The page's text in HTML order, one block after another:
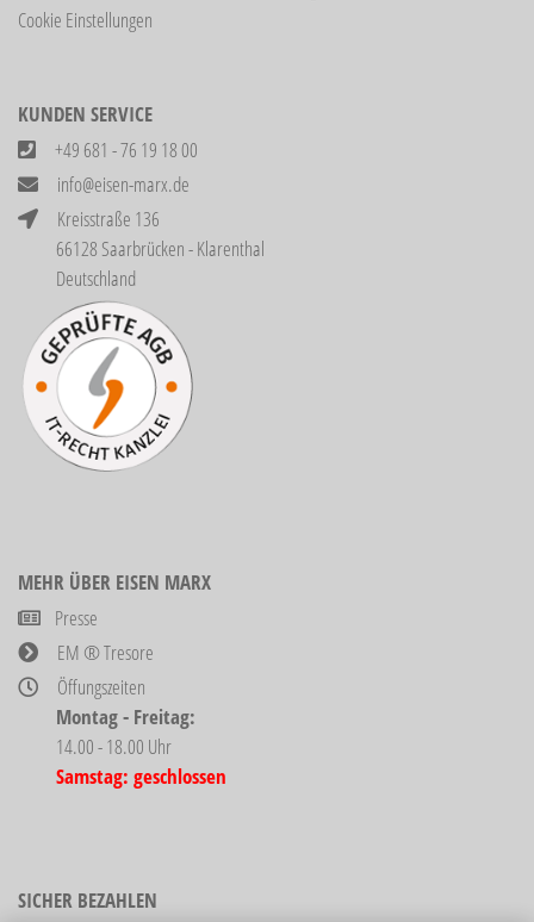
Cookie Einstellungen
KUNDEN SERVICE
+49 681 - 76 19 18 00
info@eisen-marx.de
Kreisstraße 136
66128 Saarbrücken - Klarenthal
Deutschland
MEHR ÜBER EISEN MARX
Presse
EM ® Tresore
Öffungszeiten
Montag - Freitag:
14.00 - 18.00 Uhr
Samstag: geschlossen
SICHER BEZAHLEN